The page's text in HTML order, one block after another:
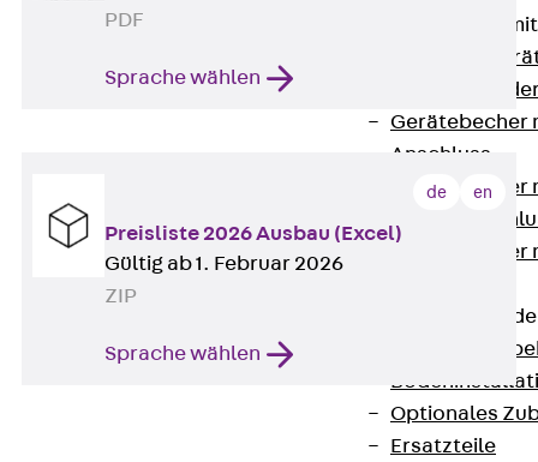
Gerätebecher
Gerätebecher
Anschluss
Gerätebecher
GST18-
Gerätebecher
Zubehör für
Optionales
Ersatzteile
PDF
Sprache wählen
de en
Preisliste 2026 Ausbau (Excel)
Gültig ab 1. Februar 2026
ZIP
Sprache wählen